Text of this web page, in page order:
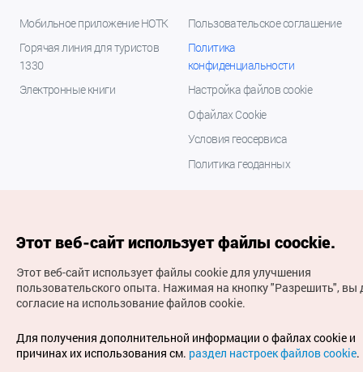
Мобильное приложение НОТК
Горячая линия для туристов
1330
Электронные книги
Пользовательское соглашение
Политика
конфиденциальности
Настройка файлов cookie
О файлах Cookie
Условия геосервиса
Политика геоданных
(с) Национальная организация туризма Кореи Все
права защищены
Для извещения об ошибках и проблемах, связанных с
работой веб-сайта, направляйте ваши запросы на
Этот веб-сайт использует файлы coockie.
Этот веб-сайт использует файлы cookie для улучшения
пользовательского опыта. Нажимая на кнопку "Разрешить", вы
согласие на использование файлов cookie.
Для получения дополнительной информации о файлах cookie и
причинах их использования см. раздел настроек файлов cookie.